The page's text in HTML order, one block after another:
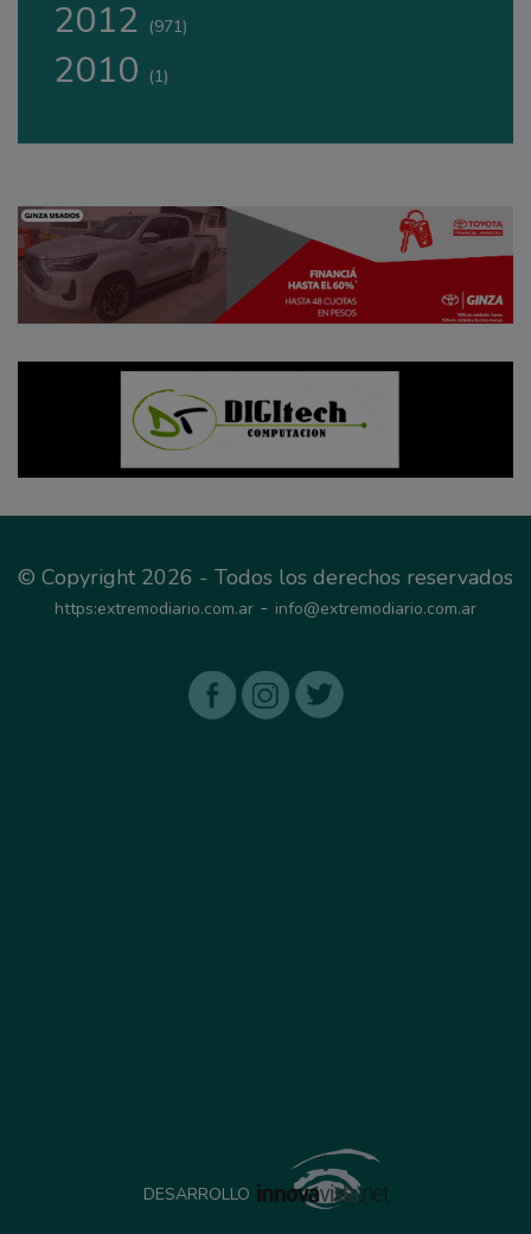
2012 (971)
2010 (1)
© Copyright 2026 - Todos los derechos reservados
https:extremodiario.com.ar - info@extremodiario.com.ar
DESARROLLO